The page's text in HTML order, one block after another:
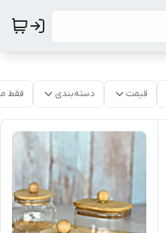
قیمت دسته‌بندی فقط